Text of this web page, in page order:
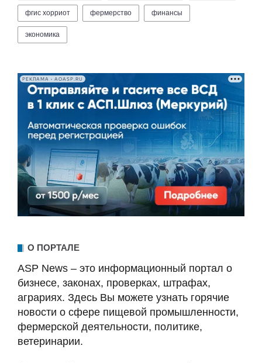
фгис хорриот фермерство финансы
экономика
РЕКЛАМА • AOASP.RU
О ПОРТАЛЕ
ASP News – это информационный портал о
бизнесе, законах, проверках, штрафах,
аграриях. Здесь Вы можете узнать горячие
новости о сфере пищевой промышленности,
фермерской деятельности, политике,
ветеринарии.